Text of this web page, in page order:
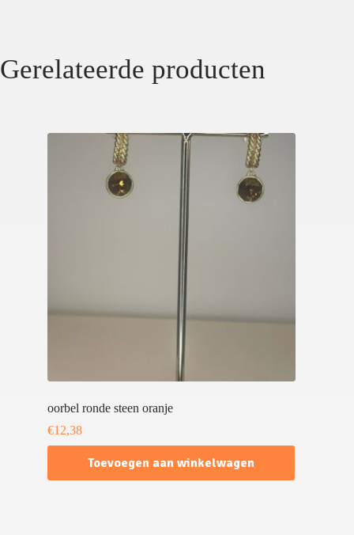
Gerelateerde producten
oorbel ronde steen oranje
€12,38
Toevoegen aan winkelwagen